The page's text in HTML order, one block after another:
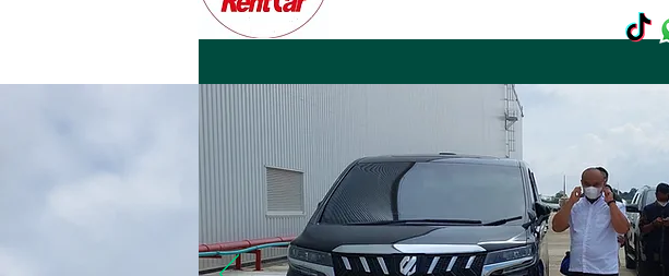
zaylindra karm
1 Pengikut 0 Mengikuti